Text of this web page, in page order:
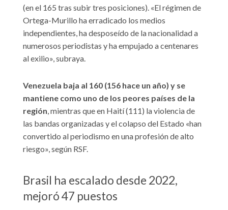
(en el 165 tras subir tres posiciones). «El régimen de
Ortega-Murillo ha erradicado los medios
independientes, ha desposeído de la nacionalidad a
numerosos periodistas y ha empujado a centenares
al exilio», subraya.
Venezuela baja al 160 (156 hace un año) y se
mantiene como uno de los peores países de la
región, mientras que en Haití (111) la violencia de
las bandas organizadas y el colapso del Estado «han
convertido al periodismo en una profesión de alto
riesgo», según RSF.
Brasil ha escalado desde 2022,
mejoró 47 puestos